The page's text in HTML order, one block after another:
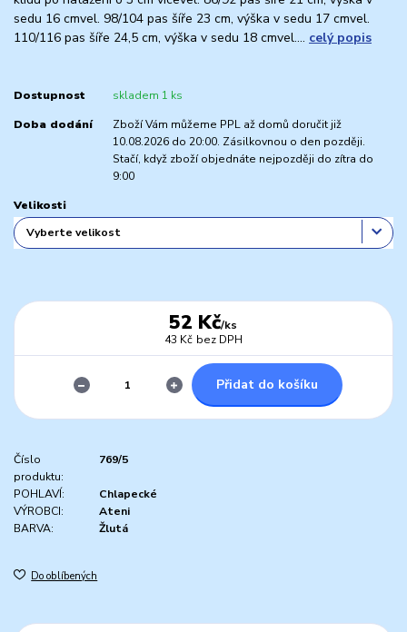
sedu 16 cmvel. 98/104 pas šíře 23 cm, výška v sedu 17 cmvel.
110/116 pas šíře 24,5 cm, výška v sedu 18 cmvel.... celý popis
Dostupnost skladem 1 ks
Doba dodání
Zboží Vám můžeme PPL až domů doručit již
10.08.2026 do 20:00. Zásilkovnou o den později.
Stačí, když zboží objednáte nejpozději do zítra do
9:00
Velikosti
52 Kč/ks
43 Kč bez DPH
Přidat do košíku
Číslo
produktu:
769/5
POHLAVÍ:
Chlapecké
VÝROBCI:
Ateni
BARVA:
Žlutá
Do oblíbených